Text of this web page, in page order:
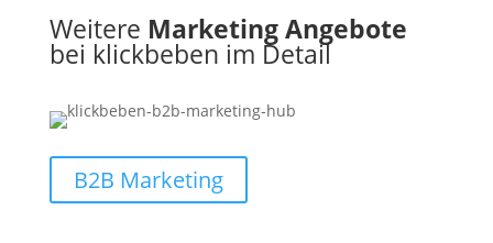
Weitere Marketing Angebote
bei klickbeben im Detail
B2B Marketing